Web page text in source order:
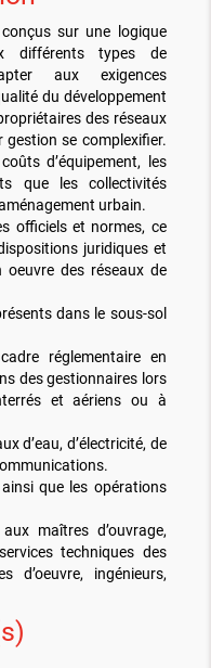
sur une logique
différents types de
aux exigences
du développement
des réseaux
gestion se complexifier.
d’équipement, les
que les collectivités
urbain.
officiels et normes, ce
juridiques et
des réseaux de
dans le sous-sol
réglementaire en
des gestionnaires lors
et aériens ou à
d’eau, d’électricité, de
que les opérations
maîtres d’ouvrage,
techniques des
d’oeuvre, ingénieurs,